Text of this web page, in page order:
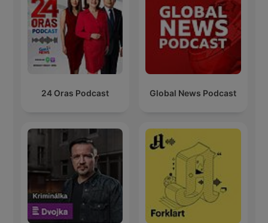
24 Oras Podcast Global News Podcast